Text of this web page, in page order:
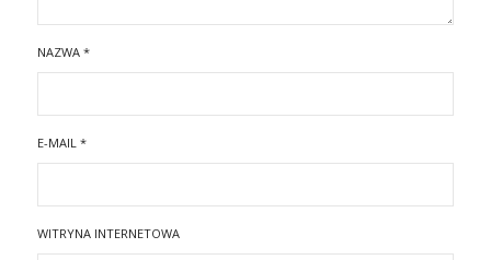
NAZWA *
E-MAIL *
WITRYNA INTERNETOWA